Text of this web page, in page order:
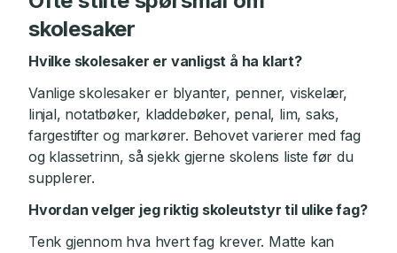
skolesaker
Hvilke skolesaker er vanligst å ha klart?
Vanlige skolesaker er blyanter, penner, viskelær,
linjal, notatbøker, kladdebøker, penal, lim, saks,
fargestifter og markører. Behovet varierer med fag
og klassetrinn, så sjekk gjerne skolens liste før du
supplerer.
Hvordan velger jeg riktig skoleutstyr til ulike fag?
Tenk gjennom hva hvert fag krever. Matte kan